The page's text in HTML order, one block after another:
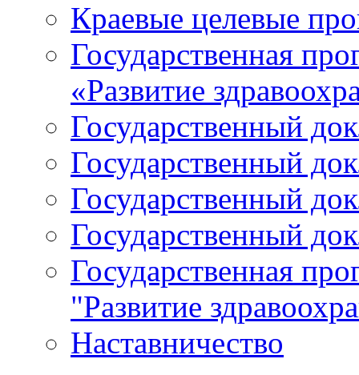
Краевые целевые
Государственная
«Развитие
Государственный
Государственный
Государственный
Государственный
Государственная
"Развитие
Наставничество